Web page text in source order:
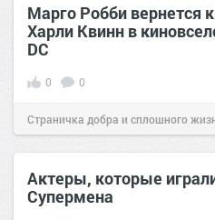
Марго Робби вернется
Харли Квинн в
DC
0 0
Страничка добра и сплошного
позитива! 14:19 13 сен 2022
Актеры, которые
Супермена